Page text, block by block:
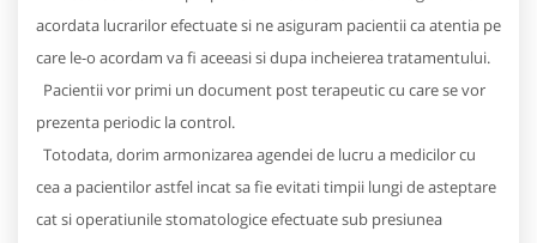
acordata lucrarilor efectuate si ne asiguram pacientii ca atentia pe
care le-o acordam va fi aceeasi si dupa incheierea tratamentului.
Pacientii vor primi un document post terapeutic cu care se vor
prezenta periodic la control.
Totodata, dorim armonizarea agendei de lucru a medicilor cu
cea a pacientilor astfel incat sa fie evitati timpii lungi de asteptare
cat si operatiunile stomatologice efectuate sub presiunea